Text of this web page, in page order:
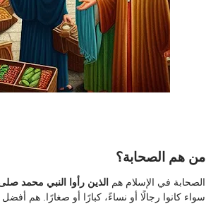
من هم الصحابة؟
الصحابة في الإسلام هم الذين رأوا النبي محمد
سواء كانوا رجالًا أو نساءً، كبارًا أو صغارًا. هم